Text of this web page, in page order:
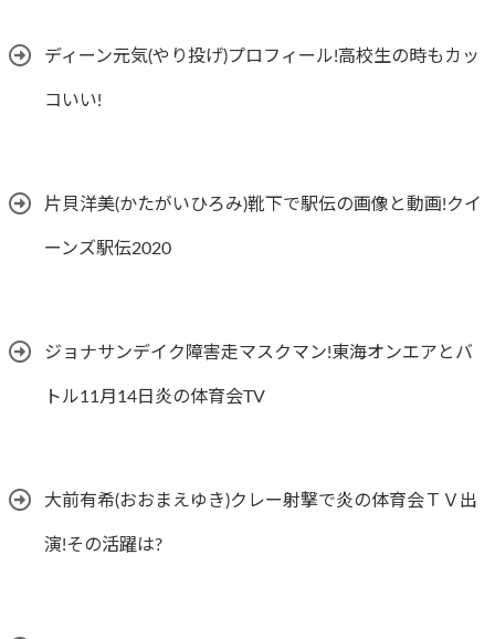
ディーン元気(やり投げ)プロフィール!高校生の時もカッ
コいい!
片貝洋美(かたがいひろみ)靴下で駅伝の画像と動画!クイ
ーンズ駅伝2020
ジョナサンデイク障害走マスクマン!東海オンエアとバ
トル11月14日炎の体育会TV
大前有希(おおまえゆき)クレー射撃で炎の体育会ＴＶ出
演!その活躍は?